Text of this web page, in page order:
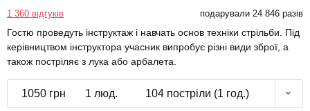
1 360 відгуків подарували 24 846 разів
Гостю проведуть інструктаж і навчать основ техніки стрільби. Під
керівництвом інструктора учасник випробує різні види зброї, а
також постріляє з лука або арбалета.
1050 грн 1 люд. 104 постріли (1 год.)